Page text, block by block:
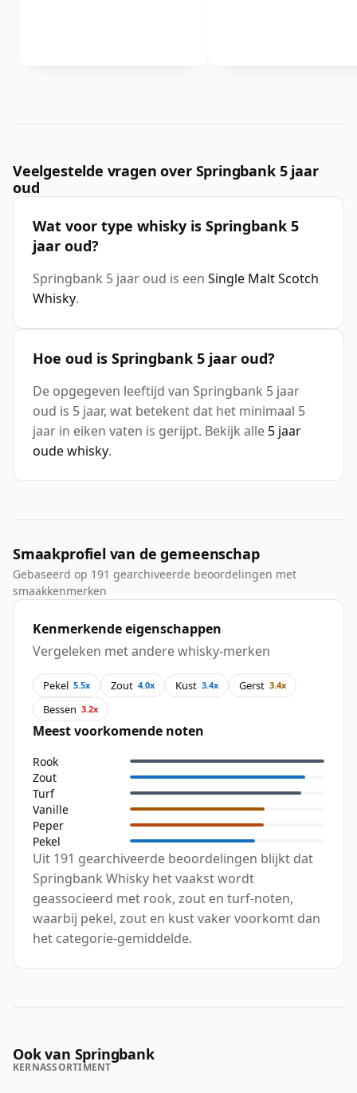
Veelgestelde vragen over Springbank 5 jaar
oud
Wat voor type whisky is Springbank 5
jaar oud?
Springbank 5 jaar oud is een Single Malt Scotch
Whisky.
Hoe oud is Springbank 5 jaar oud?
De opgegeven leeftijd van Springbank 5 jaar
oud is 5 jaar, wat betekent dat het minimaal 5
jaar in eiken vaten is gerijpt. Bekijk alle 5 jaar
oude whisky.
Smaakprofiel van de gemeenschap
Gebaseerd op 191 gearchiveerde beoordelingen met
smaakkenmerken
Kenmerkende eigenschappen
Vergeleken met andere whisky-merken
Pekel 5.5x Zout 4.0x Kust 3.4x Gerst 3.4x
Bessen 3.2x
Meest voorkomende noten
Rook
Zout
Turf
Vanille
Peper
Pekel
Uit 191 gearchiveerde beoordelingen blijkt dat
Springbank Whisky het vaakst wordt
geassocieerd met rook, zout en turf-noten,
waarbij pekel, zout en kust vaker voorkomt dan
het categorie-gemiddelde.
Ook van Springbank
KERNASSORTIMENT